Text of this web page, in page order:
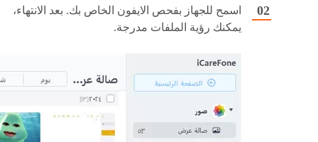
اسمح للجهاز بفحص الايفون الخاص بك. بعد الانتهاء،
يمكنك رؤية الملفات مدرجة.